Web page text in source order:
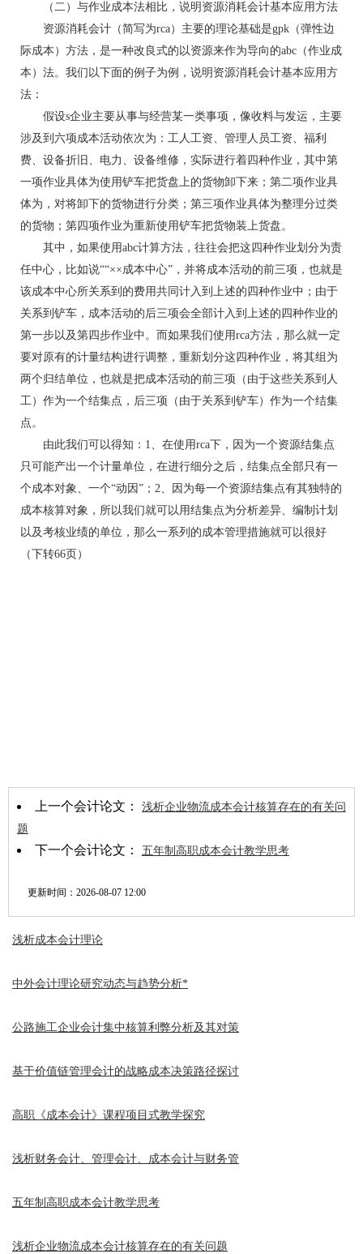
（二）与作业成本法相比，说明资源消耗会计基本应用方法
资源消耗会计（简写为rca）主要的理论基础是gpk（弹性边
际成本）方法，是一种改良式的以资源来作为导向的abc（作业成
本）法。我们以下面的例子为例，说明资源消耗会计基本应用方
法：
假设s企业主要从事与经营某一类事项，像收料与发运，主要
涉及到六项成本活动依次为：工人工资、管理人员工资、福利
费、设备折旧、电力、设备维修，实际进行着四种作业，其中第
一项作业具体为使用铲车把货盘上的货物卸下来；第二项作业具
体为，对将卸下的货物进行分类；第三项作业具体为整理分过类
的货物；第四项作业为重新使用铲车把货物装上货盘。
其中，如果使用abc计算方法，往往会把这四种作业划分为责
任中心，比如说““××成本中心”，并将成本活动的前三项，也就是
该成本中心所关系到的费用共同计入到上述的四种作业中；由于
关系到铲车，成本活动的后三项会全部计入到上述的四种作业的
第一步以及第四步作业中。而如果我们使用rca方法，那么就一定
要对原有的计量结构进行调整，重新划分这四种作业，将其组为
两个归结单位，也就是把成本活动的前三项（由于这些关系到人
工）作为一个结集点，后三项（由于关系到铲车）作为一个结集
点。
由此我们可以得知：1、在使用rca下，因为一个资源结集点
只可能产出一个计量单位，在进行细分之后，结集点全部只有一
个成本对象、一个“动因”；2、因为每一个资源结集点有其独特的
成本核算对象，所以我们就可以用结集点为分析差异、编制计划
以及考核业绩的单位，那么一系列的成本管理措施就可以很好
（下转66页）
上一个会计论文： 浅析企业物流成本会计核算存在的有关问
题
下一个会计论文： 五年制高职成本会计教学思考
更新时间： 2026-08-07 12:00
浅析成本会计理论
中外会计理论研究动态与趋势分析*
公路施工企业会计集中核算利弊分析及其对策
基于价值链管理会计的战略成本决策路径探讨
高职《成本会计》课程项目式教学探究
浅析财务会计、管理会计、成本会计与财务管
五年制高职成本会计教学思考
浅析企业物流成本会计核算存在的有关问题